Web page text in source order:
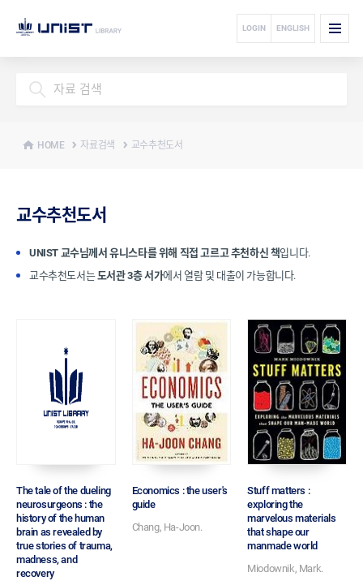
LOGIN ENGLISH
LOGIN OFF-CAMPUS ACCESS
자료 검색
전자 자료
연구＆학습 지원
도서관 서비스
나의 도서관 이용 현황
HOME 자료검색 교수추천도서
교수추천도서
UNIST 교수님께서 유니스타를 위해 직접 고르고 추천하신 책입니다.
교수추천도서는도서관 3층 서가에서 열람 및 대출이 가능합니다.
The tale of the dueling
neurosurgeons : the
history of the human
brain as revealed by
true stories of trauma,
madness, and
recovery
Economics : the user's
guide
Chang, Ha-Joon.
Stuff matters :
exploring the
marvelous materials
that shape our
manmade world
Miodownik, Mark.